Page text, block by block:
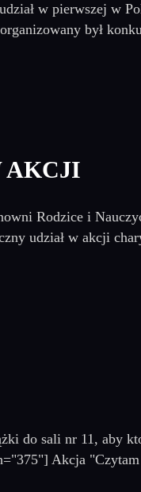
w pierwszej w
był
AKCJI
Rodzice i
udział w akcji
do sali nr 11, aby
Akcja